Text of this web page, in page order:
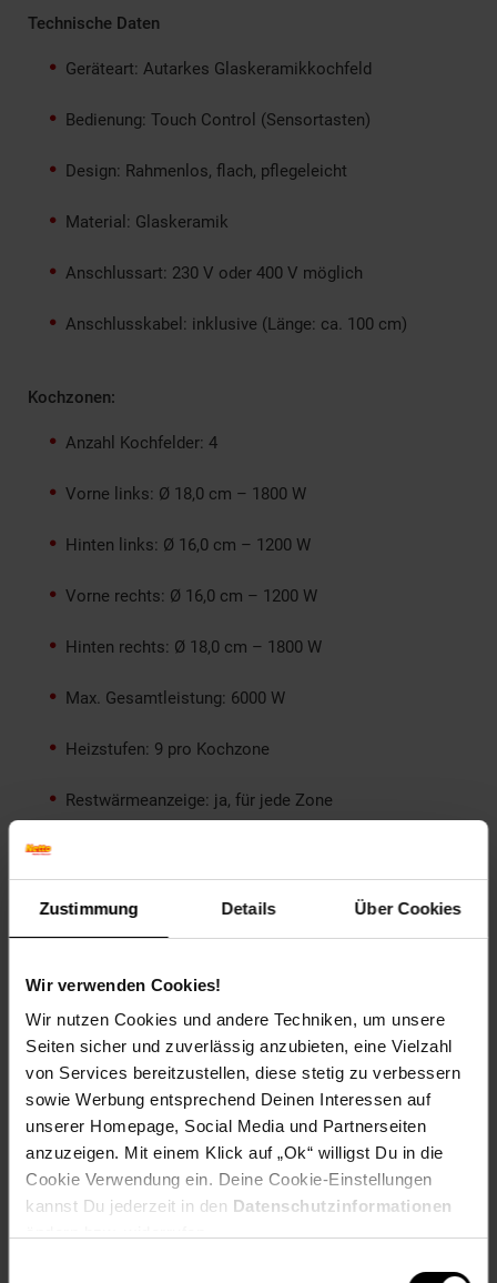
Zustimmung Details Über Cookies
Wir verwenden Cookies!
Wir nutzen Cookies und andere Techniken, um unsere
Seiten sicher und zuverlässig anzubieten, eine Vielzahl
von Services bereitzustellen, diese stetig zu verbessern
sowie Werbung entsprechend Deinen Interessen auf
unserer Homepage, Social Media und Partnerseiten
anzuzeigen. Mit einem Klick auf „Ok“ willigst Du in die
Cookie Verwendung ein. Deine Cookie-Einstellungen
kannst Du jederzeit in den Datenschutzinformationen
Technische Daten
Geräteart: Autarkes Glaskeramikkochfeld
Bedienung: Touch Control (Sensortasten)
Design: Rahmenlos, flach, pflegeleicht
Material: Glaskeramik
Anschlussart: 230 V oder 400 V möglich
Anschlusskabel: inklusive (Länge: ca. 100 cm)
Kochzonen:
Anzahl Kochfelder: 4
Vorne links: Ø 18,0 cm – 1800 W
Hinten links: Ø 16,0 cm – 1200 W
Vorne rechts: Ø 16,0 cm – 1200 W
Hinten rechts: Ø 18,0 cm – 1800 W
Max. Gesamtleistung: 6000 W
Heizstufen: 9 pro Kochzone
Restwärmeanzeige: ja, für jede Zone
Timerfunktion: ja
Maße & Gewicht:
Einbaumaß (Ausschnitt BxT): 56,0 x 49,0 cm
Einbautiefe: 5,8 cm